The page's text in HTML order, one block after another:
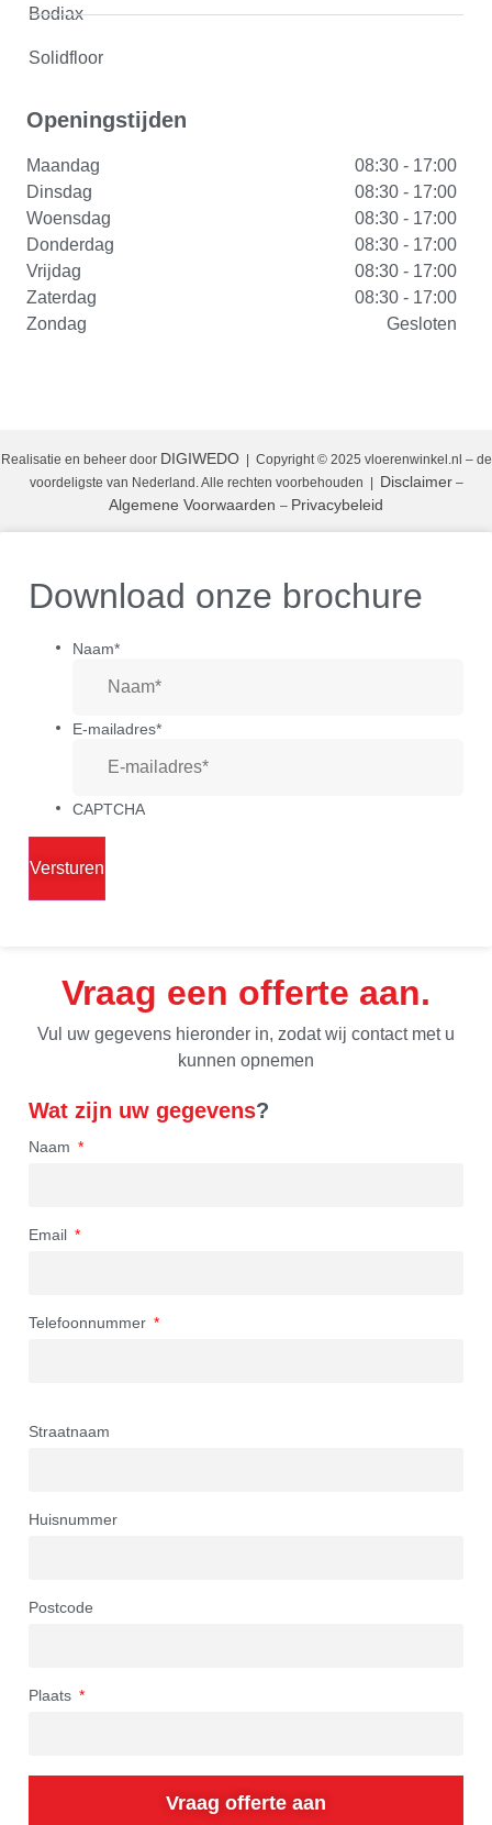
Bodiax
Solidfloor
Openingstijden
Maandag
08:30 - 17:00
Dinsdag
08:30 - 17:00
Woensdag
08:30 - 17:00
Donderdag
08:30 - 17:00
Vrijdag
08:30 - 17:00
Zaterdag
08:30 - 17:00
Zondag
Gesloten
Realisatie en beheer door DIGIWEDO| Copyright © 2025 vloerenwinkel.nl – de
voordeligste van Nederland. Alle rechten voorbehouden
Disclaimer–
Algemene Voorwaarden – Privacybeleid
Download onze brochure
Naam*
E-mailadres*
CAPTCHA
Vraag een offerte aan
Vul uw gegevens hieronder in, zodat wij contact met u
kunnen opnemen
Wat zijn uw gegevens?
Naam
Email
Telefoonnummer
Straatnaam
Huisnummer
Postcode
Plaats
Vraag offerte aan